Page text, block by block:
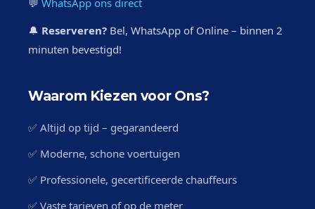
💬 WhatsApp ons direct
🔔 Reserveren? Bel, WhatsApp of Online – binnen 2
minuten bevestigd!
Waarom Kiezen voor Ons?
✅ Altijd op tijd – gegarandeerd
✅ Moderne, schone voertuigen
✅ Professionele, gecertificeerde chauffeurs
✅ Vaste tarieven of op de meter